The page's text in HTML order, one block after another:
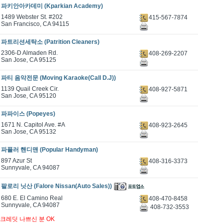
파키안아카데미 (Kparkian Academy)
1489 Webster St. #202
San Francisco, CA 94115
415-567-7874
파트리션세탁소 (Patrition Cleaners)
2306-D Almaden Rd.
San Jose, CA 95125
408-269-2207
파티 음악전문 (Moving Karaoke(Call D.J))
1139 Quail Creek Cir.
San Jose, CA 95120
408-927-5871
파파이스 (Popeyes)
1671 N. Capitol Ave. #A
San Jose, CA 95132
408-923-2645
파플러 핸디맨 (Popular Handyman)
897 Azur St
Sunnyvale, CA 94087
408-316-3373
팔로리 닛산 (Falore Nissan(Auto Sales))
680 E. El Camino Real
Sunnyvale, CA 94087
408-470-8458
408-732-3553
크레딧 나쁘신 분 OK